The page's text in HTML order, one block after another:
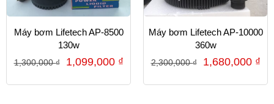
Máy bơm Lifetech AP-8500
130w
1,300,000₫ 1,099,000 ₫
Máy bơm Lifetech AP-10000
360w
2,300,000₫ 1,680,000 ₫